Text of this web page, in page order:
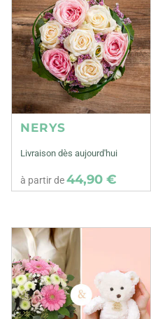
NERYS
Livraison dès aujourd'hui
à partir de44,90 €